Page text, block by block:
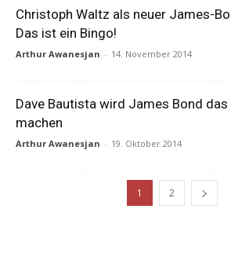
Christoph Waltz als neuer James-
Das ist ein Bingo!
Arthur Awanesjan - 14. November 2014
Dave Bautista wird James Bond
machen
Arthur Awanesjan - 19. Oktober 2014
1 2